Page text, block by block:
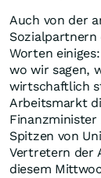
Auch von der
Sozialpartnern
Worten
wo wir sagen,
wirtschaftlich
Arbeitsmarkt
Finanzminister
Spitzen von
Vertretern der
diesem